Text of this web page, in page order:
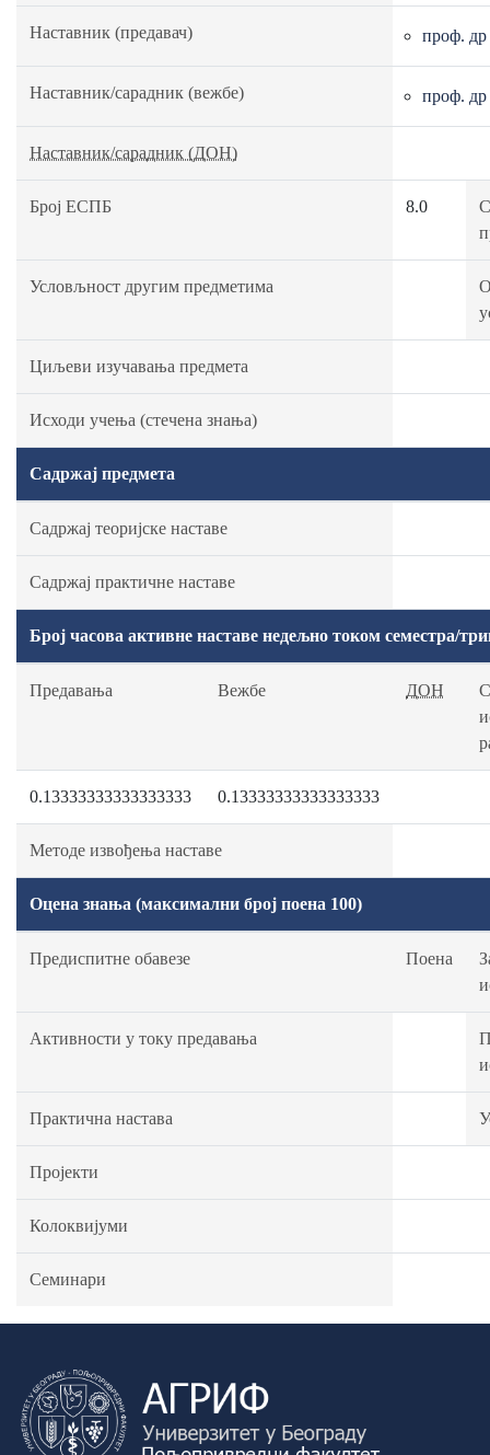
Наставник (предавач) проф.
Наставник/сарадник (вежбе) проф.
Наставник/сарадник (ДОН)
Број ЕСПБ 8.0
Условљност другим предметима
Циљеви изучавања предмета
Исходи учења (стечена знања)
Садржај предмета
Садржај теоријске наставе
Садржај практичне наставе
Број часова активне наставе недељно током семестра/
Предавања Вежбе ДОН
0.13333333333333333 0.13333333333333333
Методе извођења наставе
Оцена знања (максимални број поена 100)
Предиспитне обавезе Поена
Активности у току предавања
Практична настава
Пројекти
Колоквијуми
Семинари